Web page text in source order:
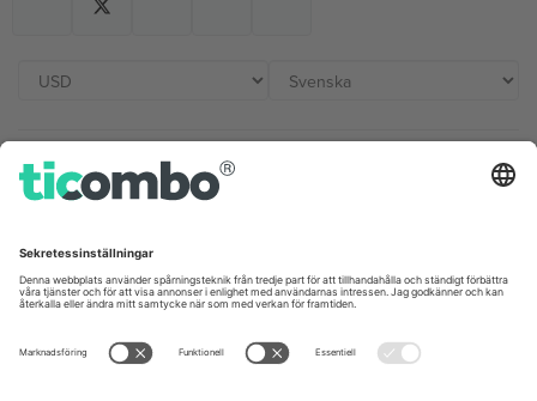
Kontor och support
Unter den Linden 24, 10117
Berlin, Germany
London, EC1V 1AW, United
Kingdom
United States
Switzerland